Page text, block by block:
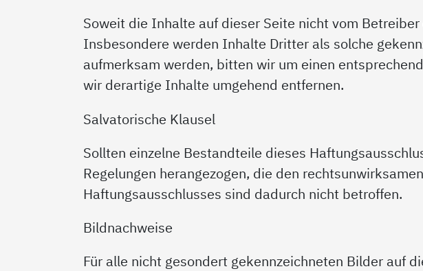
Soweit die Inhalte auf dieser Seite nicht vom
Insbesondere werden Inhalte Dritter als solche
aufmerksam werden, bitten wir um einen
wir derartige Inhalte umgehend entfernen.
Salvatorische Klausel
Sollten einzelne Bestandteile dieses
Regelungen herangezogen, die den
Haftungsausschlusses sind dadurch nicht betroffen.
Bildnachweise
Für alle nicht gesondert gekennzeichneten Bilder auf